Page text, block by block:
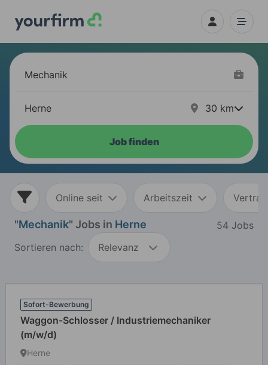
30 km
Job finden
Online seit Arbeitszeit
"Mechanik" Jobs in Herne
54 Jobs
Sortieren nach:
Relevanz
Sofort-Bewerbung
Waggon-Schlosser / Industriemechaniker
(m/w/d)
Herne